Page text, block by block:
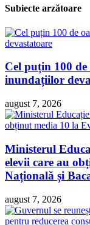
Subiecte arzătoare
Cel puțin 100
inundațiilor
august 7, 2026
Ministerul
elevii care au
Națională și
august 7, 2026